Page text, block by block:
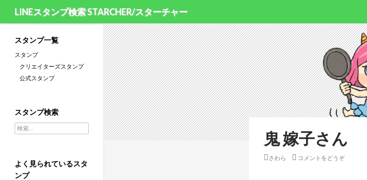
LINEスタンプ検索 STARCHER/スターチャー
鬼 嫁子さん
さわら コメントをどうぞ
スタンプ一覧
スタンプ
クリエイターズスタンプ
公式スタンプ
スタンプ検索
検索:
よく見られているスタ
ンプ